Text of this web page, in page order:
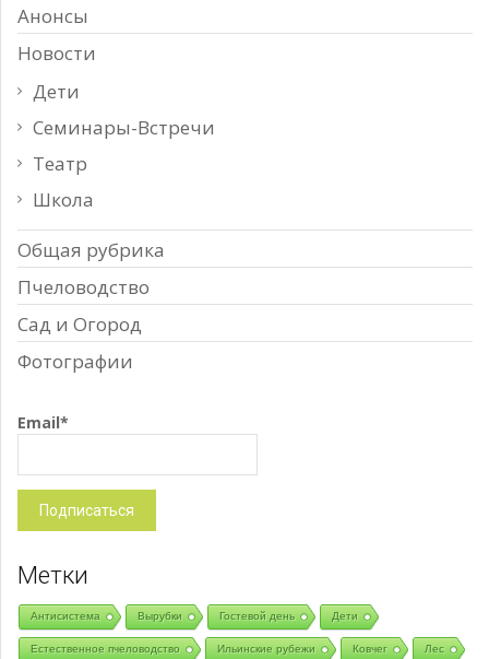
Анонсы
Новости
Дети
Семинары-Встречи
Театр
Школа
Общая рубрика
Пчеловодство
Сад и Огород
Фотографии
Email*
Метки
Антисистема Вырубки Гостевой день Дети
Естественное пчеловодство Ильинские рубежи Ковчег Лес